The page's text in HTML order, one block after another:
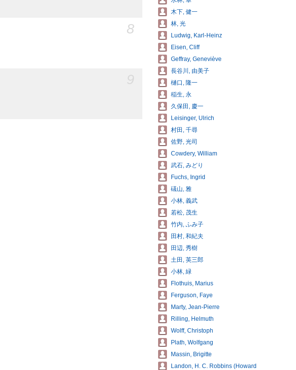
8
木下, 健一
林, 光
Ludwig, Karl-Heinz
Eisen, Cliff
Geffray, Geneviève
長谷川, 由美子
樋口, 隆一
稲生, 永
久保田, 慶一
Leisinger, Ulrich
村田, 千尋
佐野, 光司
Cowdery, William
武石, みどり
Fuchs, Ingrid
礒山, 雅
小林, 義武
若松, 茂生
竹内, ふみ子
田村, 和紀夫
田辺, 秀樹
土田, 英三郎
小林, 緑
Flothuis, Marius
Ferguson, Faye
Marty, Jean-Pierre
Rilling, Helmuth
Wolff, Christoph
Plath, Wolfgang
Massin, Brigitte
Landon, H. C. Robbins (Howard